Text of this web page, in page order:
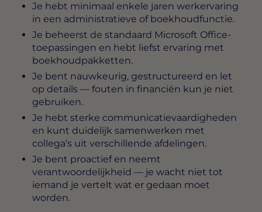
Je hebt minimaal enkele jaren werkervaring
in een administratieve of boekhoudfunctie.
Je beheerst de standaard Microsoft Office-
toepassingen en hebt liefst ervaring met
boekhoudpakketten.
Je bent nauwkeurig, gestructureerd en let
op details — fouten in financiën kun je niet
gebruiken.
Je hebt sterke communicatievaardigheden
en kunt duidelijk samenwerken met
collega’s uit verschillende afdelingen.
Je bent proactief en neemt
verantwoordelijkheid — je wacht niet tot
iemand je vertelt wat er gedaan moet
worden.